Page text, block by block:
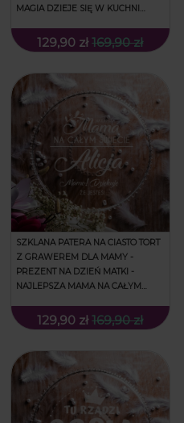
MAGIA DZIEJE SIĘ W KUCHNI
129,90 zł 169,90 zł
SZKLANA PATERA NA CIASTO TORT
Z GRAWEREM DLA MAMY -
PREZENT NA DZIEŃ MATKI -
NAJLEPSZA MAMA NA CAŁYM
129,90 zł 169,90 zł